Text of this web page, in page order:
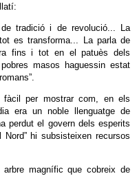
tradició i de revolució... La
es transforma... La parla de
fins i tot en el patuès dels
masos haguessin estat
fàcil per mostrar com, en els
era un noble llenguatge de
perdut el govern dels esperits
hi subsisteixen recursos
arbre magnífic que cobreix de